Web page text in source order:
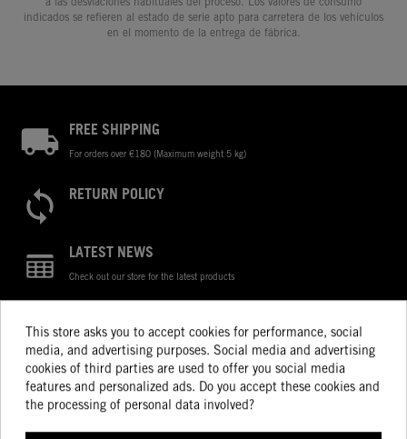
indicados se refieren al estado de serie apto para carretera de los vehículos
en el momento de la entrega de fábrica.
FREE SHIPPING
For orders over €180 (Maximum weight 5 kg)
RETURN POLICY
LATEST NEWS
Check out our store for the latest products
Consult our specialists
Stay informed about our latest news!
This store asks you to accept cookies for performance, social
media, and advertising purposes. Social media and advertising
cookies of third parties are used to offer you social media
features and personalized ads. Do you accept these cookies and
the processing of personal data involved?